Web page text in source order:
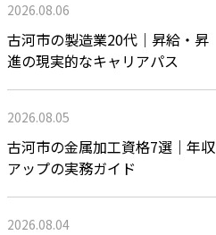
2026.08.06
古河市の製造業20代｜昇給・昇
進の現実的なキャリアパス
2026.08.05
古河市の金属加工資格7選｜年収
アップの実務ガイド
2026.08.04